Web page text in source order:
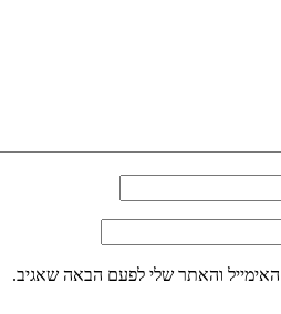
והאתר שלי לפעם הבאה שאגיב.